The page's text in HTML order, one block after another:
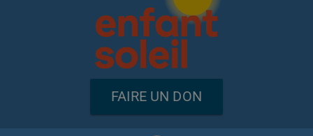
FAIRE UN DON